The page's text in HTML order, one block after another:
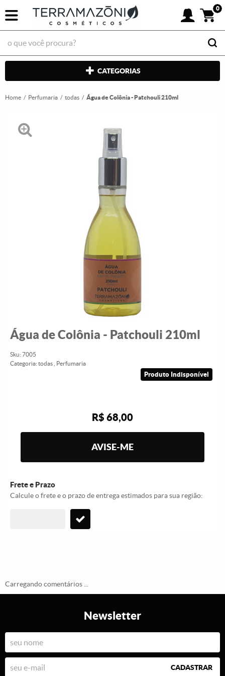
0
CATEGORIAS
Home Perfumaria todas Água de Colônia - Patchouli 210ml
Água de Colônia - Patchouli 210ml
Sku: 7005
Categoria: todas Perfumaria
Produto Indisponível
R$ 68,00
AVISE-ME
Frete e Prazo
Calcule o frete e o prazo de entrega estimados para sua região:
Carregando comentários ...
Newsletter
CADASTRAR